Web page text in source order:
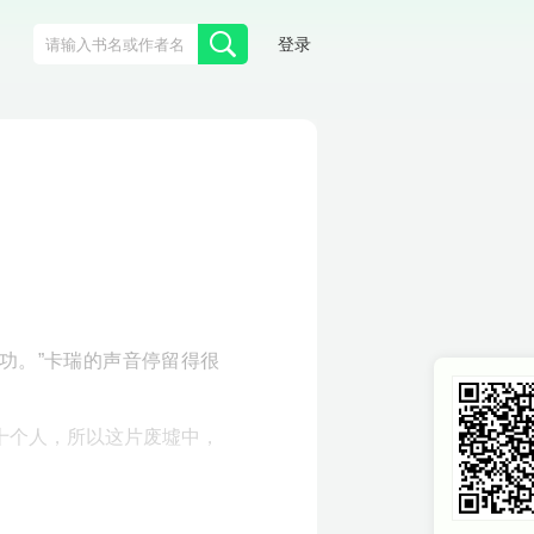
登录
。”卡瑞的声音停留得很
人，所以这片废墟中，